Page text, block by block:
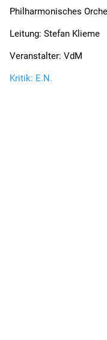
Philharmonisches
Leitung: Stefan Klieme
Veranstalter: VdM
Kritik: E.N.